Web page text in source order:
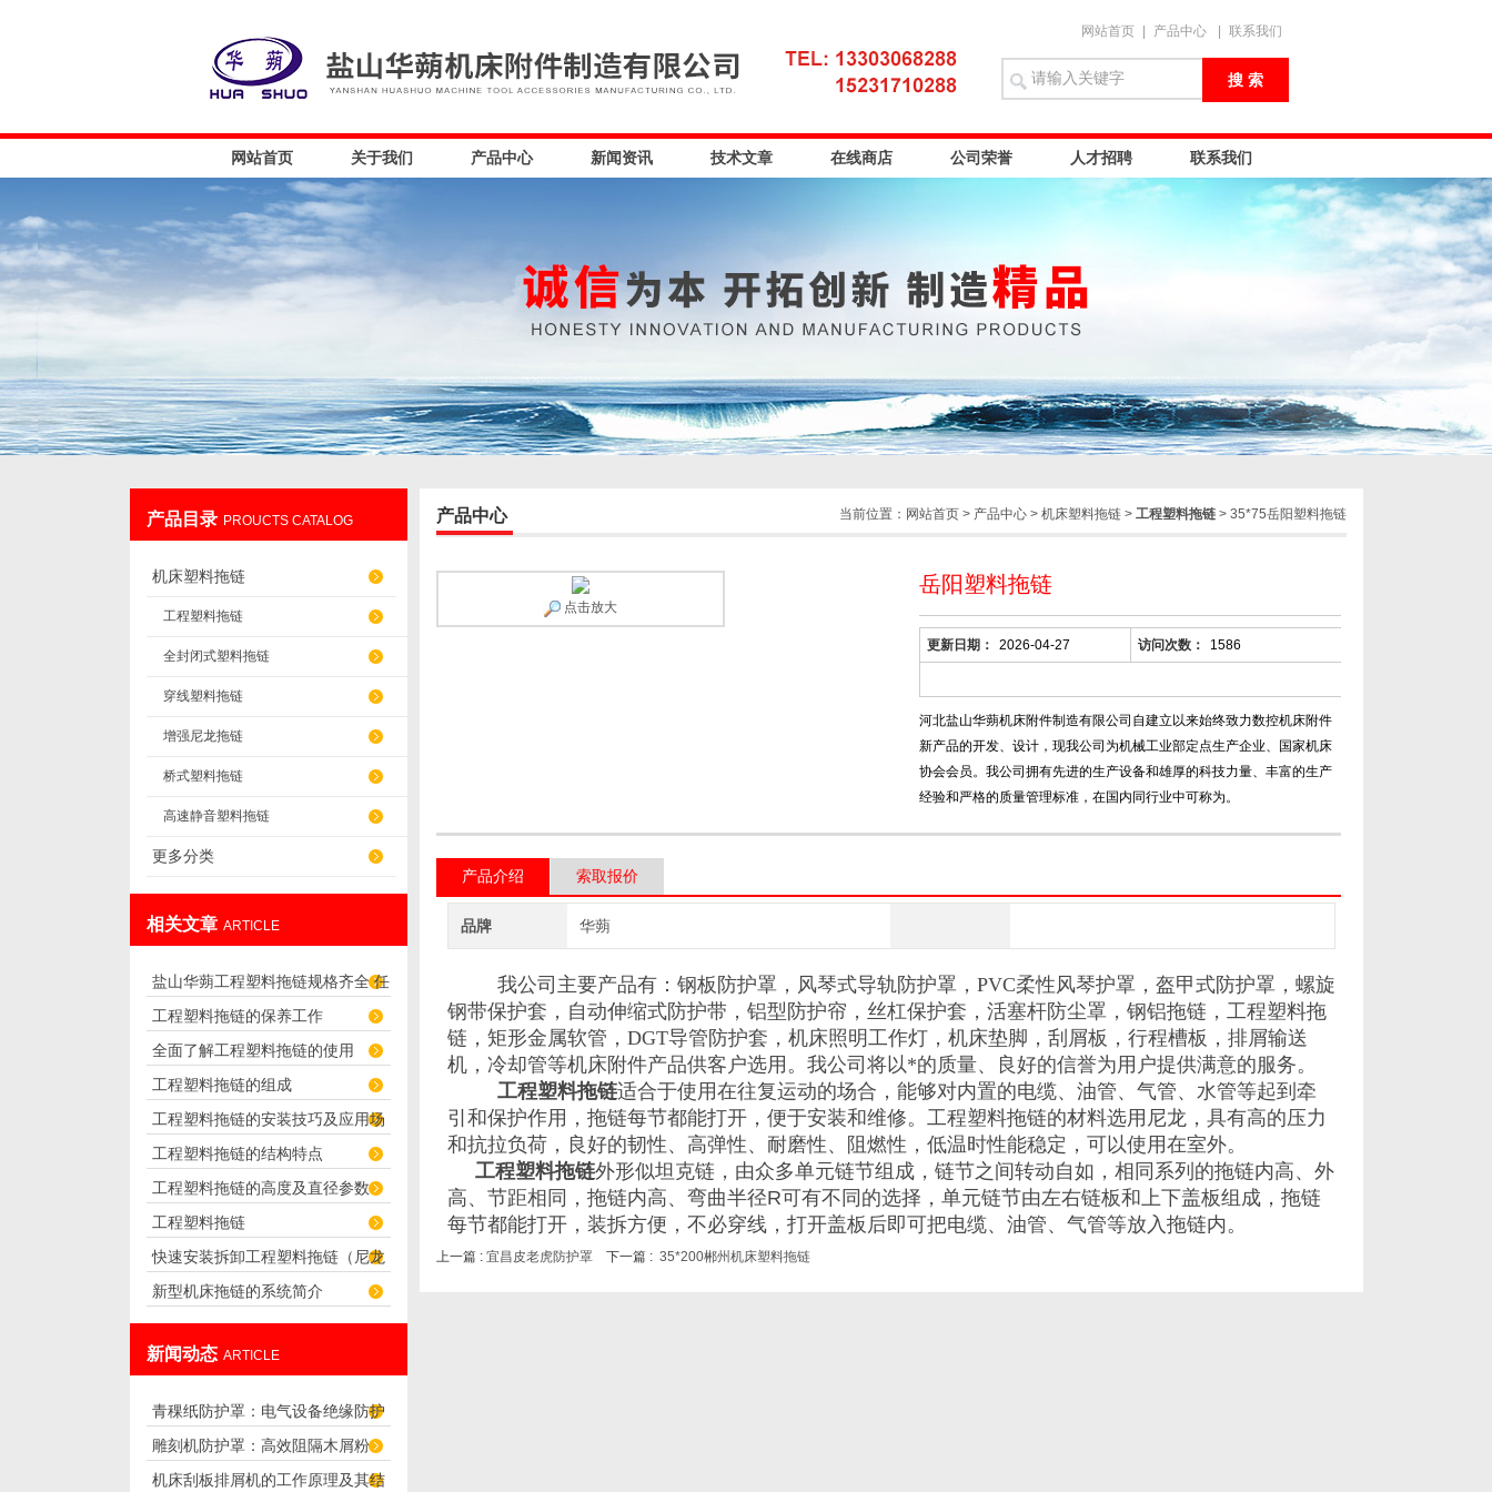
网站首页 产品中心 联系我们
网站首页 关于我们 产品中心 新闻资讯 技术文章 在线商店 公司荣誉 人才招聘 联系我们
产品目录 PROUCTS CATALOG
机床塑料拖链
工程塑料拖链
全封闭式塑料拖链
穿线塑料拖链
增强尼龙拖链
桥式塑料拖链
高速静音塑料拖链
更多分类
相关文章 ARTICLE
盐山华蒴工程塑料拖链规格齐全 任
君选择！
工程塑料拖链的保养工作
全面了解工程塑料拖链的使用
工程塑料拖链的组成
工程塑料拖链的安装技巧及应用场
合
工程塑料拖链的结构特点
工程塑料拖链的高度及直径参数
工程塑料拖链
快速安装拆卸工程塑料拖链（尼龙
拖链）的技巧
新型机床拖链的系统简介
新闻动态 ARTICLE
青稞纸防护罩：电气设备绝缘防护
专用方案
雕刻机防护罩：高效阻隔木屑粉
尘，守护设备精度与安全
机床刮板排屑机的工作原理及其结
当前位置： 网站首页> 产品中心> 机床塑料拖链> 工程塑料拖链> 35*75岳阳塑料拖链
产品中心
岳阳塑料拖链
更新日期： 2026-04-27 访问次数： 1586
河北盐山华蒴机床附件制造有限公司自建立以来始终致力数控机床附件
新产品的开发、设计，现我公司为机械工业部定点生产企业、国家机床
协会会员。我公司拥有先进的生产设备和雄厚的科技力量、丰富的生产
经验和严格的质量管理标准，在国内同行业中可称为。
点击放大
产品介绍 索取报价
品牌 华蒴
我公司主要产品有：钢板防护罩，风琴式导轨防护罩， PVC柔性风琴护罩，盔甲式防护罩，螺旋
钢带保护套，自动伸缩式防护带，铝型防护帘，丝杠保护套，活塞杆防尘罩，钢铝拖链，工程塑料拖
链，矩形金属软管， DGT导管防护套，机床照明工作灯，机床垫脚，刮屑板，行程槽板，排屑输送
机，冷却管等机床附件产品供客户选用。我公司将以*的质量、良好的信誉为用户提供满意的服务。
工程塑料拖链适合于使用在往复运动的场合，能够对内置的电缆、油管、气管、水管等起到牵
引和保护作用，拖链每节都能打开，便于安装和维修。工程塑料拖链的材料选用尼龙，具有高的压力
和抗拉负荷，良好的韧性、高弹性、耐磨性、阻燃性，低温时性能稳定，可以使用在室外。
工程塑料拖链外形似坦克链，由众多单元链节组成，链节之间转动自如，相同系列的拖链内高、外
高、节距相同，拖链内高、弯曲半径R可有不同的选择，单元链节由左右链板和上下盖板组成，拖链
每节都能打开，装拆方便，不必穿线，打开盖板后即可把电缆、油管、气管等放入拖链内。
上一篇 : 宜昌皮老虎防护罩下一篇 : 35*200郴州机床塑料拖链